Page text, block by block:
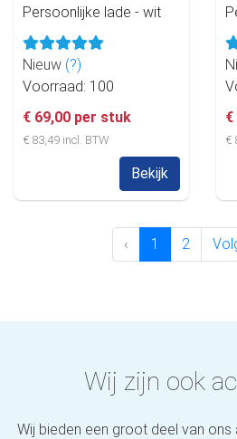
Persoonlijke lade - wit
Nieuw (?)
Voorraad: 100
€ 69,00 per stuk
€ 83,49 incl. BTW
Bekijk
€
‹ 1 2
Wij zijn ook
Wij bieden een groot deel van